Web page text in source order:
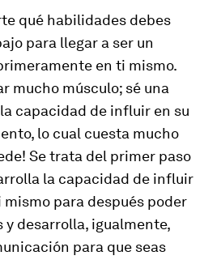
qué habilidades debes
para llegar a ser un
en ti mismo.
mucho músculo; sé una
capacidad de influir en su
lo cual cuesta mucho
Se trata del primer paso
la capacidad de influir
para después poder
y desarrolla, igualmente,
para que seas